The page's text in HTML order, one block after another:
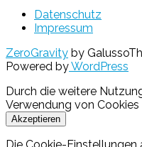
Datenschutz
Impressum
ZeroGravity by
Powered byWordPress
Durch die weitere
Verwendung von Cookies
Akzeptieren